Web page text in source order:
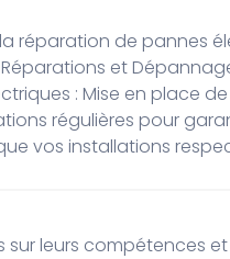
et
: Mise en place
régulières pour
vos installations
leurs compétences